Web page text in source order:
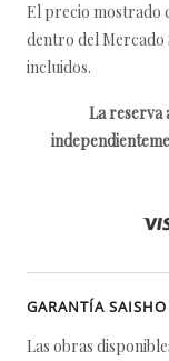
El precio mostrado
dentro del Mercado
incluidos.
La reserva
GARANTÍA SAISHO
Las obras